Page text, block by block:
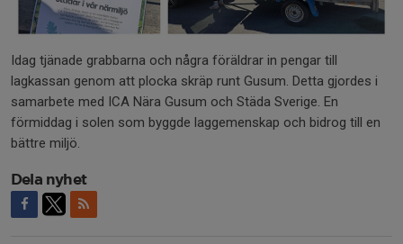
Idag tjänade grabbarna och några föräldrar in pengar till
lagkassan genom att plocka skräp runt Gusum. Detta gjordes i
samarbete med ICA Nära Gusum och Städa Sverige. En
förmiddag i solen som byggde laggemenskap och bidrog till en
bättre miljö.
Dela nyhet